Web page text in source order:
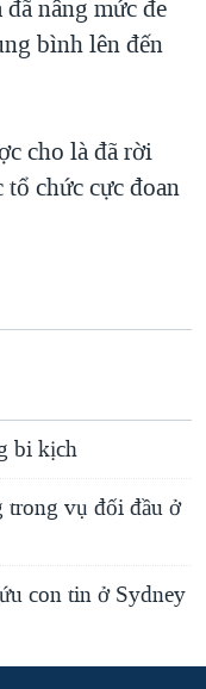
nâng mức đe
bình lên đến
cho là đã rời
chức cực đoan
bi kịch
trong vụ đối đầu ở
con tin ở Sydney